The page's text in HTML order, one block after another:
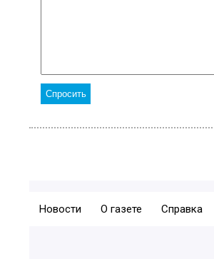
Новости О газете Справка